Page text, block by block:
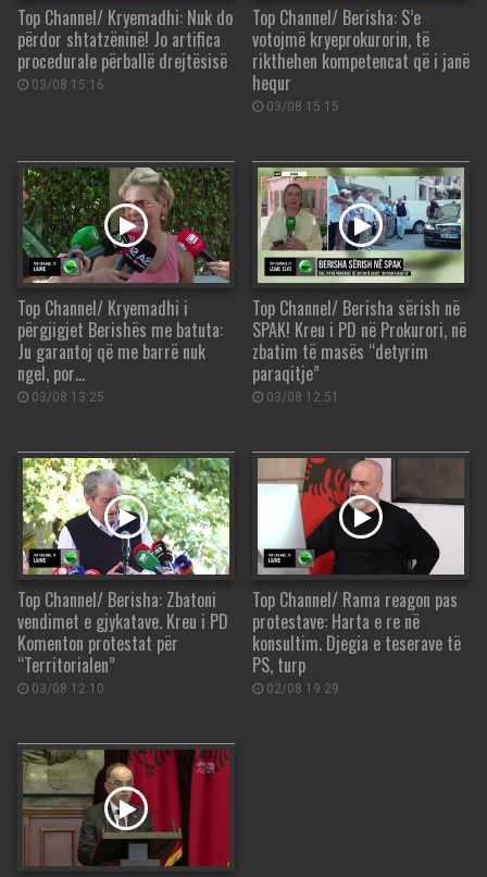
Top Channel/ Kryemadhi: Nuk do
përdor shtatzëninë! Jo artifica
procedurale përballë drejtësisë
03/08 15:16
Top Channel/ Berisha: S’e
votojmë kryeprokurorin, të
rikthehen kompetencat që i janë
hequr
03/08 15:15
Top Channel/ Kryemadhi i
përgjigjet Berishës me batuta:
Ju garantoj që me barrë nuk
ngel, por…
03/08 13:25
Top Channel/ Berisha sërish në
SPAK! Kreu i PD në Prokurori, në
zbatim të masës “detyrim
paraqitje”
03/08 12:51
Top Channel/ Berisha: Zbatoni
vendimet e gjykatave. Kreu i PD
Komenton protestat për
“Territorialen”
03/08 12:10
Top Channel/ Rama reagon pas
protestave: Harta e re në
konsultim. Djegia e teserave të
PS, turp
02/08 19:29